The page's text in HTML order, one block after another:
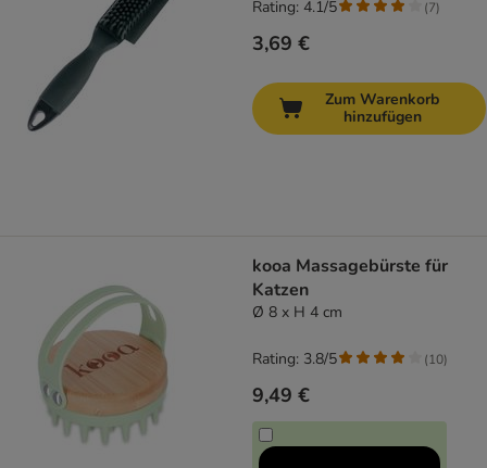
3,69 €
Rating: 4.1/5 (7)
Zum Warenkorb
hinzufügen
kooa Massagebürste für
Katzen
Ø 8 x H 4 cm
9,49 €
Rating: 3.8/5 (10)